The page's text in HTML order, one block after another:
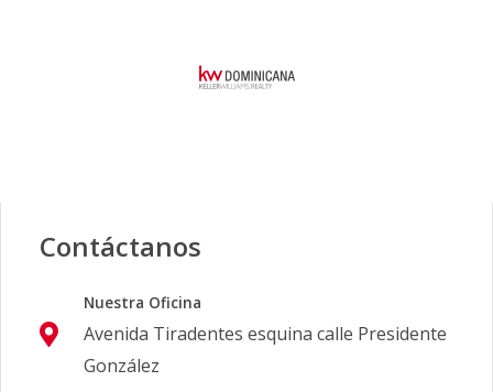
Contáctanos
Nuestra Oficina
Avenida Tiradentes esquina calle Presidente
González